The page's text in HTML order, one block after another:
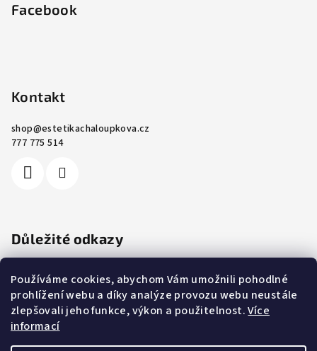
Používáme cookies, abychom Vám umožnili pohodlné
prohlížení webu a díky analýze provozu webu neustále
zlepšovali jeho funkce, výkon a použitelnost.Více
informací
Facebook
Kontakt
shop@estetikachaloupkova.cz
777 775 514
Důležité odkazy
Cookies
Obchodní podmínky
Reklamace a vrácení zboží